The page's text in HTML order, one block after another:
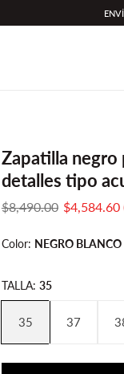
Zapatilla negro
detalles tipo
Translation
es-
$8,490.00 Translation
es-
$4,584.60
Color: NEGRO BLANCO
TALLA: 35
35 37